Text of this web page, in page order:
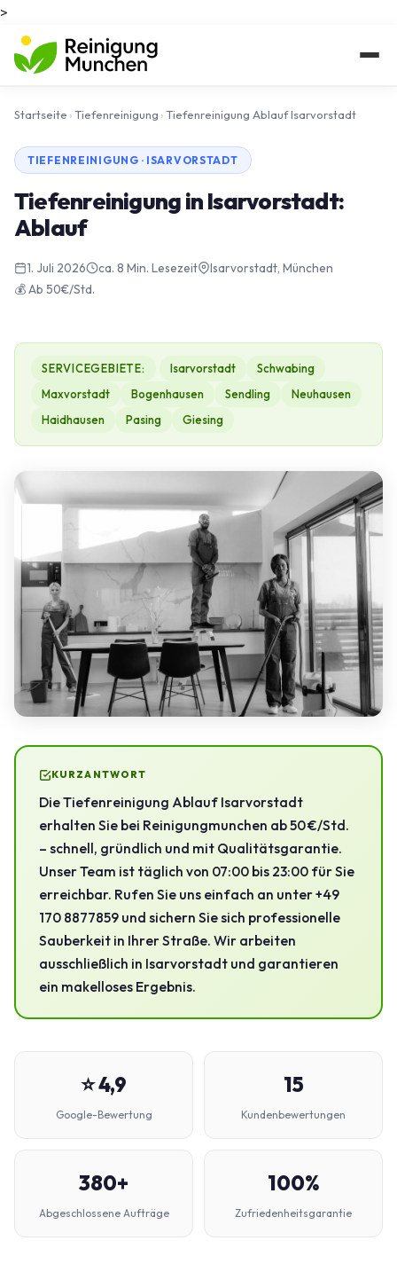
>
Startseite ›Tiefenreinigung ›Tiefenreinigung Ablauf Isarvorstadt
TIEFENREINIGUNG · ISARVORSTADT
Tiefenreinigung in Isarvorstadt:
Ablauf
1. Juli 2026 ca. 8 Min. Lesezeit
Isarvorstadt, München
💰 Ab 50€/Std.
SERVICEGEBIETE: Isarvorstadt
Schwabing
Maxvorstadt
Bogenhausen Sendling
Neuhausen
Haidhausen
Pasing Giesing
KURZANTWORT
Die Tiefenreinigung Ablauf Isarvorstadt
erhalten Sie bei Reinigungmunchen ab 50 €/Std.
– schnell, gründlich und mit Qualitätsgarantie.
Unser Team ist täglich von 07:00 bis 23:00 für Sie
erreichbar. Rufen Sie uns einfach an unter +49
170 8877859 und sichern Sie sich professionelle
Sauberkeit in Ihrer Straße. Wir arbeiten
ausschließlich in Isarvorstadt und garantieren
ein makelloses Ergebnis.
⭐ 4,9
Google-Bewertung
15
Kundenbewertungen
380+
Abgeschlossene Aufträge
100%
Zufriedenheitsgarantie